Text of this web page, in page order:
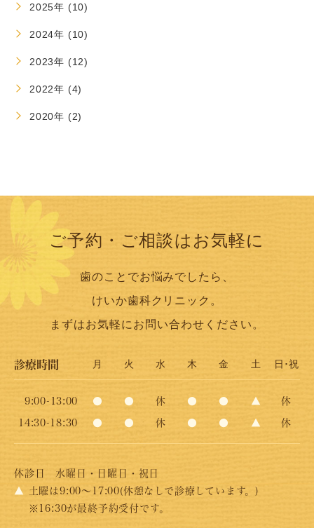
2025年 (10)
2024年 (10)
2023年 (12)
2022年 (4)
2020年 (2)
ご予約・ご相談はお気軽に
歯のことでお悩みでしたら、
けいか歯科クリニック。
まずはお気軽にお問い合わせください。
診療時間 月 火 水 木 金 土 日･祝
9:00-13:00 ● ● 休 ● ● ▲ 休
14:30-18:30 ● ● 休 ● ● ▲ 休
休診日
水曜日・日曜日・祝日
▲
土曜は9:00～17:00(休憩なしで診療しています。)
※16:30が最終予約受付です。